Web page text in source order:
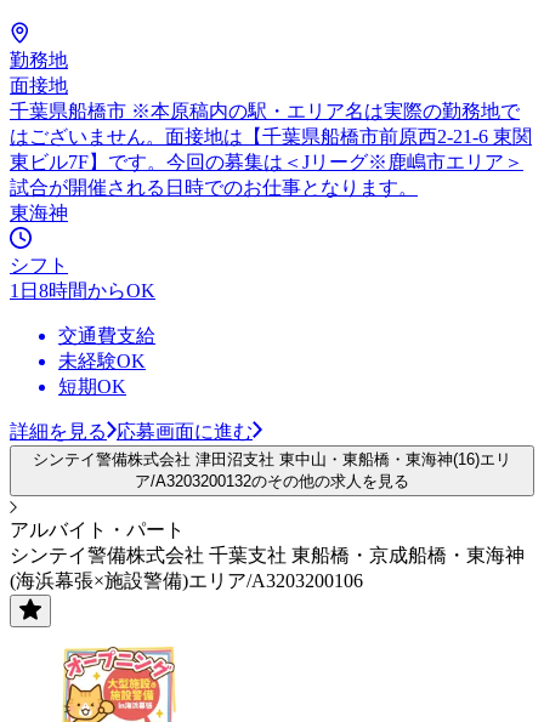
勤務地
面接地
千葉県船橋市 ※本原稿内の駅・エリア名は実際の勤務地で
はございません。面接地は【千葉県船橋市前原西2-21-6 東関
東ビル7F】です。今回の募集は＜Jリーグ※鹿嶋市エリア＞
試合が開催される日時でのお仕事となります。
東海神
シフト
1日8時間からOK
交通費支給
未経験OK
短期OK
詳細を見る 応募画面に進む
シンテイ警備株式会社 津田沼支社 東中山・東船橋・東海神(16)エリ
ア/A3203200132のその他の求人を見る
アルバイト・パート
シンテイ警備株式会社 千葉支社 東船橋・京成船橋・東海神
(海浜幕張×施設警備)エリア/A3203200106